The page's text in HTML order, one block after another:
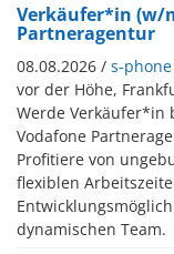
Verkäufer*in (w/
Partneragentur
08.08.2026 / s-
vor der Höhe,
Werde Verkäufer*in
Vodafone
Profitiere von
flexiblen
dynamischen Team.